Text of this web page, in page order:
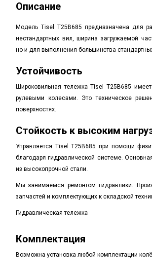
Описание
Модель Tisel T25B685 предназначена для
нестандартных вил, ширина загружаемой
но и для выполнения большинства
Устойчивость
Широковильная тележка Tisel T25B685
рулевыми колесами. Это техническое
поверхностях.
Стойкость к высоким
Управляется Tisel T25B685 при помощи
благодаря гидравлической системе.
из высокопрочной стали.
Мы занимаемся ремонтом гидравлики.
запчастей и комплектующих к складской
Гидравлическая тележка
Комплектация
Возможна установка любой комплектации